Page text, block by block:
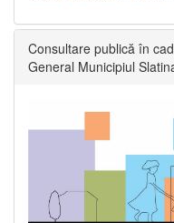
Consultare publică în
General Municipiul